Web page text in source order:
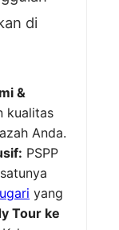
di
&
kualitas
Anda.
PSPP
yang
Tour ke